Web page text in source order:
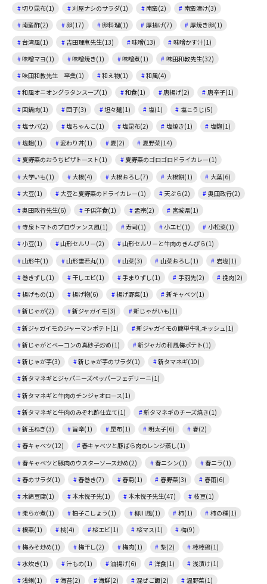
切り昆布(1)
刈屋ナシのサラダ(1) 南蛮(2)
南蛮漬け(3)
南蛮酢(2)
卵(17) 卵料理(1) 厚揚げ(7)
厚焼き卵(1)
台湾風(1)
吉田理恵先生(13) 味噌(13)
味噌かす汁(1)
味噌マヨ(1)
味噌焼き(1) 味噌煮(1)
味田和教先生(32)
味田和教先生 卒業(1)
和え物(1)
和風(4)
和風オニオングラタンスープ(1)
和食(1) 唐揚げ(2)
唐辛子(1)
回鍋肉(1)
団子(3) 坦々麺(1) 塩(1)
塩こうじ(5)
塩サバ(2)
塩ちゃんこ(1) 塩昆布(2) 塩焼き(1)
塩麴(1)
塩麹(1)
変わり丼(1) 夏(2)
夏野菜(14)
夏野菜のおうちピザトースト(1)
夏野菜のゴロゴロドライカレー(1)
大学いも(1)
大根(4) 大根おろし(7) 大根餅(1)
大葉(6)
大豆(1)
大豆と夏野菜のドライカレー(1) 天ぷら(2)
奥田政行(2)
奥田政行先生(6)
子供洋食(1) 孟宗(2)
宮城県(1)
寺泉トマトのプロヴァンス風(1)
寿司(1) 小エビ(1)
小松菜(1)
小豆(1)
山形セルリー(2)
山形セルリーと牛肉のきんぴら(1)
山形牛(1)
山形雪若丸(1) 山菜(3) 山菜おろし(1)
岩塩(1)
巻きずし(1)
干しエビ(1) 手まりずし(1) 手羽先(2)
挽肉(2)
揚げもの(1)
揚げ物(6) 揚げ野菜(1)
新キャベツ(1)
新じゃが(2)
新ジャガイモ(3)
新じゃがいも(1)
新ジャガイモのジャーマンポテト(1)
新ジャガイモの簡単牛乳キッシュ(1)
新じゃがとベーコンの真砂子炒め(1)
新ジャガの和風梅ポテト(1)
新じゃが芋(3)
新じゃが芋のサラダ(1)
新タマネギ(10)
新タマネギとジャパニーズペッパーフェデリーニ(1)
新タマネギと牛肉のチンジャオロース(1)
新タマネギと牛肉のみぞれ酢仕立て(1)
新タマネギのチーズ焼き(1)
新玉ねぎ(3)
旨辛(1) 昆布(1) 明太子(6)
春(2)
春キャベツ(12)
春キャベツと豚ばら肉のレンジ蒸し(1)
春キャベツと豚肉のウスターソース炒め(2)
春ニシン(1)
春ニラ(1)
春のサラダ(1)
春巻き(7) 春菊(1) 春野菜(3)
春雨(6)
木綿豆腐(1)
本木悦子先(1) 本木悦子先生(47)
枝豆(1)
柔らか煮(1)
柚子こしょう(1) 柳川風(1) 柿(1)
柿の種(1)
根菜(1)
桃(4) 桜エビ(1) 桜マス(1)
梅(9)
梅みそ炒め(1)
梅干し(2) 梅肉(1) 梨(2)
棒棒鶏(1)
水炊き(1)
汁もの(1) 油揚げ(6) 洋食(1)
浅漬け(1)
浅蜊(1)
海苔(2) 海鮮(2) 混ぜご飯(2) 温野菜(1)